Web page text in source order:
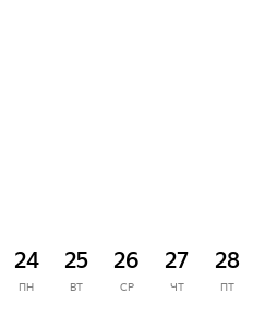
24
ПН
25
ВТ
26
СР
27
ЧТ
28
ПТ